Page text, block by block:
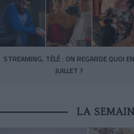
STREAMING, TÉLÉ : ON REGARDE QUOI EN
JUILLET ?
LA